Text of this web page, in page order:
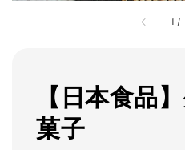
1 /
【日本食品
菓子